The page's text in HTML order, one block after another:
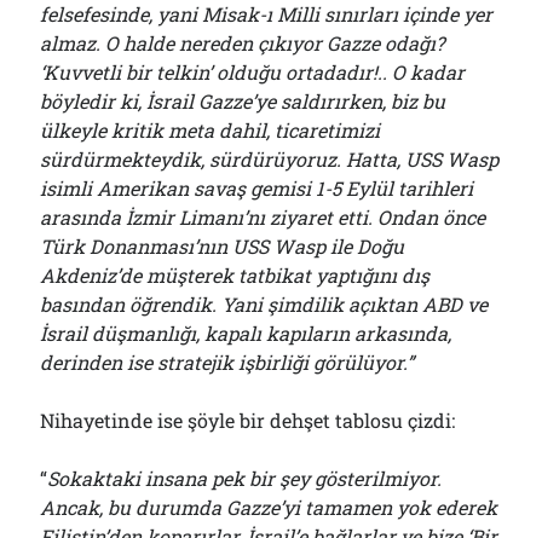
felsefesinde, yani Misak-ı Milli sınırları içinde yer
almaz. O halde nereden çıkıyor Gazze odağı?
‘Kuvvetli bir telkin’ olduğu ortadadır!.. O kadar
böyledir ki, İsrail Gazze’ye saldırırken, biz bu
ülkeyle kritik meta dahil, ticaretimizi
sürdürmekteydik, sürdürüyoruz. Hatta, USS Wasp
isimli Amerikan savaş gemisi 1-5 Eylül tarihleri
arasında İzmir Limanı’nı ziyaret etti. Ondan önce
Türk Donanması’nın USS Wasp ile Doğu
Akdeniz’de müşterek tatbikat yaptığını dış
basından öğrendik. Yani şimdilik açıktan ABD ve
İsrail düşmanlığı, kapalı kapıların arkasında,
derinden ise stratejik işbirliği görülüyor.”
Nihayetinde ise şöyle bir dehşet tablosu çizdi:
“Sokaktaki insana pek bir şey gösterilmiyor.
Ancak, bu durumda Gazze’yi tamamen yok ederek